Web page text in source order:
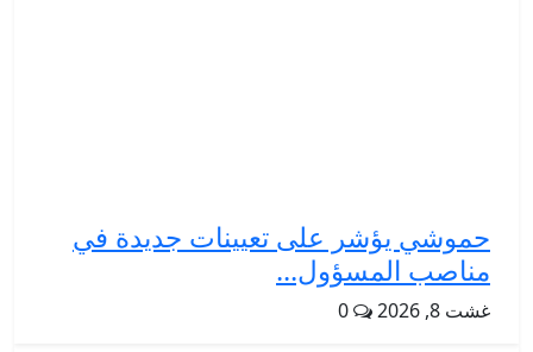
حموشي يؤشر على تعيينات جديدة في
مناصب المسؤول...
غشت 8, 2026 0